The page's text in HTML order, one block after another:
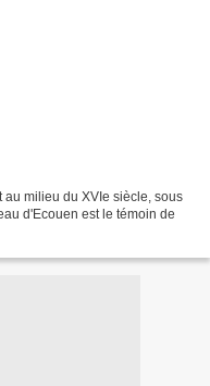
milieu du XVIe siècle, sous
d'Ecouen est le témoin de